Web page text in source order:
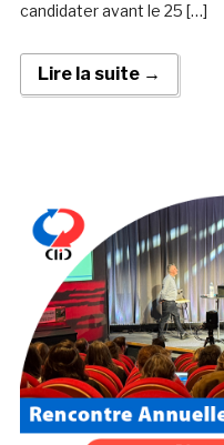
candidater avant le 25 […]
Lire la suite →